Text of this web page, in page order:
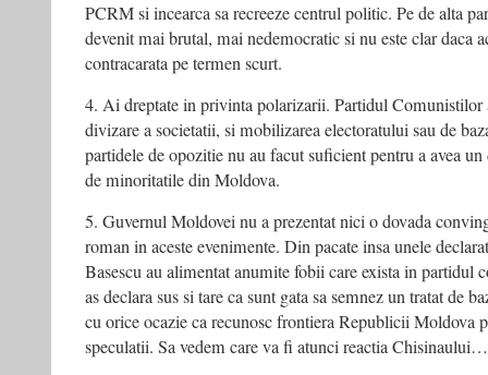
PCRM si incearca sa recreeze centrul politic. Pe de alta
devenit mai brutal, mai nedemocratic si nu este clar daca
contracarata pe termen scurt.
4. Ai dreptate in privinta polarizarii. Partidul Comunistilor
divizare a societatii, si mobilizarea electoratului sau de
partidele de opozitie nu au facut suficient pentru a avea
de minoritatile din Moldova.
5. Guvernul Moldovei nu a prezentat nici o dovada
roman in aceste evenimente. Din pacate insa unele
Basescu au alimentat anumite fobii care exista in partidul
as declara sus si tare ca sunt gata sa semnez un tratat de
cu orice ocazie ca recunosc frontiera Republicii Moldova
speculatii. Sa vedem care va fi atunci reactia Chisinaului…